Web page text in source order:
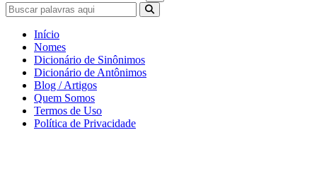
Início
Nomes
Dicionário de Sinônimos
Dicionário de Antônimos
Blog / Artigos
Quem Somos
Termos de Uso
Política de Privacidade